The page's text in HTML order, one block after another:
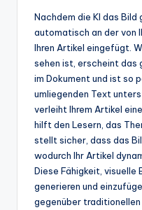
Nachdem die KI das
automatisch an der von
Ihren Artikel eingefügt.
sehen ist, erscheint das
im Dokument und ist so
umliegenden Text
verleiht Ihrem Artikel
hilft den Lesern, das
stellt sicher, dass das
wodurch Ihr Artikel
Diese Fähigkeit, visuelle
generieren und
gegenüber